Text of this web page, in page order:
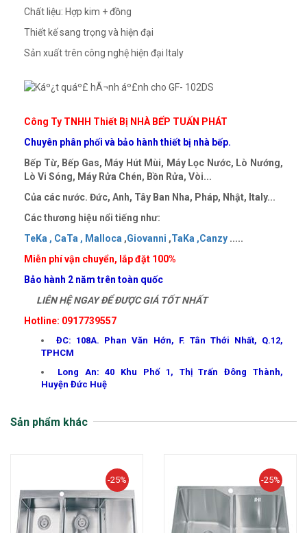
Chất liệu: Hợp kim + đồng
Thiết kế sang trọng và hiện đại
Sản xuất trên công nghệ hiện đại Italy
Công Ty TNHH Thiết Bị NHÀ BẾP TUẤN PHÁT
Chuyên phân phối và bảo hành thiết bị nhà bếp.
Bếp Từ, Bếp Gas, Máy Hút Mùi, Máy Lọc Nước, Lò Nướng,
Lò Vi Sóng, Máy Rửa Chén, Bồn Rửa, Vòi...
Của các nước. Đức, Anh, Tây Ban Nha, Pháp, Nhật, Italy...
Các thương hiệu nổi tiếng như:
TeKa , CaTa , Malloca,Giovanni , TaKa ,Canzy .....
Miễn phí vận chuyển, lắp đặt 100%
Bảo hành 2 năm trên toàn quốc
LIÊN HỆ NGAY ĐỂ ĐƯỢC GIÁ TỐT NHẤT
Hotline: 0917739557
ĐC: 108A. Phan Văn Hớn, F. Tân Thới Nhất, Q.12,
TPHCM
Long An: 40 Khu Phố 1, Thị Trấn Đông Thành,
Huyện Đức Huệ
Sản phẩm khác
-25% -25%